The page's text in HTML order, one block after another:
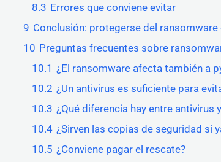
8.3 Errores que conviene evitar
9 Conclusión: protegerse del
10 Preguntas frecuentes sobre
10.1 ¿El ransomware afecta también a
10.2 ¿Un antivirus es suficiente para
10.3 ¿Qué diferencia hay entre
10.4 ¿Sirven las copias de seguridad si
10.5 ¿Conviene pagar el rescate?